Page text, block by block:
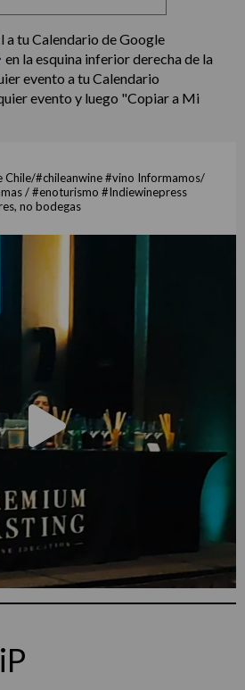
a tu Calendario de Google
en la esquina inferior derecha de la
evento a tu Calendario
evento y luego "Copiar a Mi
Chile/#chileanwine #vino Informamos/
/ #enoturismo #Indiewinepress
no bodegas